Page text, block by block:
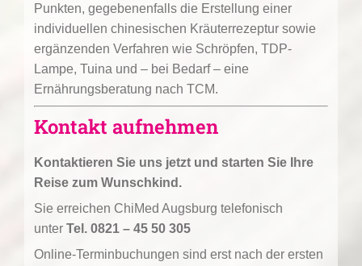
Punkten, gegebenenfalls die Erstellung einer
individuellen chinesischen Kräuterrezeptur sowie
ergänzenden Verfahren wie Schröpfen, TDP-
Lampe, Tuina und – bei Bedarf – eine
Ernährungsberatung nach TCM.
Kontakt aufnehmen
Kontaktieren Sie uns jetzt und starten Sie Ihre
Reise zum Wunschkind.
Sie erreichen ChiMed Augsburg telefonisch
unter Tel. 0821 – 45 50 305
Online-Terminbuchungen sind erst nach der ersten